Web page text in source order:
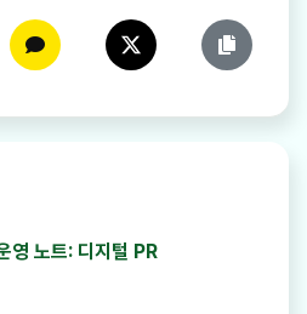
공유하기
카카오톡에 공유하기트위터에 공유하기링크 복사
노트: 디지털 PR